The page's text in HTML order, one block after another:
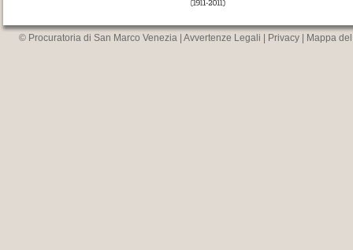
© Procuratoria di San Marco Venezia | Avvertenze Legali Privacy Mappa